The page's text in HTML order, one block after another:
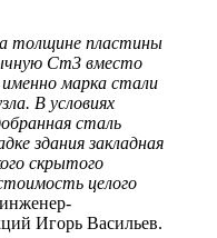
толщине пластины
Ст3 вместо
марка стали
В условиях
сталь
здания закладная
скрытого
целого
Игорь Васильев.